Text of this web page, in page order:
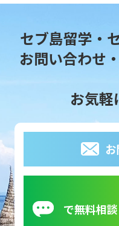
セブ島留学・
お問い合わせ
お気軽
で無料相